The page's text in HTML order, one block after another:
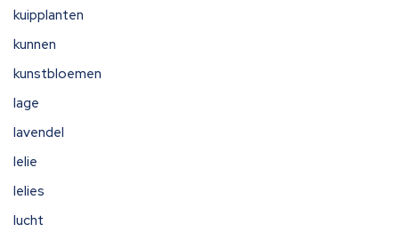
kuipplanten
kunnen
kunstbloemen
lage
lavendel
lelie
lelies
lucht